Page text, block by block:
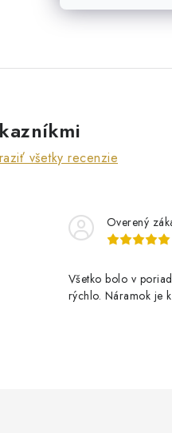
všetky recenzie
Overený
Všetko bolo v
rýchlo. Náramok je